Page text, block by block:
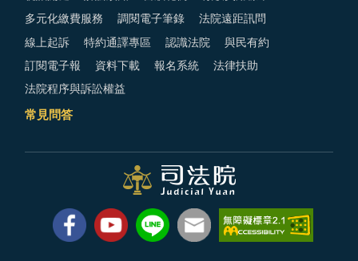
多元化繳費服務 調閱電子筆錄 法院遠距訊問
線上起訴 特約通譯專區 認識法院 與民有約
訂閱電子報 資料下載 報名系統 法律扶助
法院程序與訴訟權益
常見問答